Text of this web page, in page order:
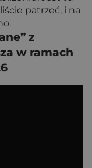
patrzeć, i na
z
w ramach